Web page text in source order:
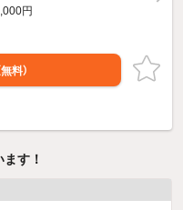
円
無料）
す！